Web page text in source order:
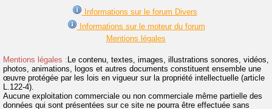
Informations sur le forum Divers
Informations sur le moteur du forum
Mentions légales
Mentions légales :Le contenu, textes, images, illustrations sonores, vidéos,
photos, animations, logos et autres documents constituent ensemble une
œuvre protégée par les lois en vigueur sur la propriété intellectuelle (article
L.122-4).
Aucune exploitation commerciale ou non commerciale même partielle des
données qui sont présentées sur ce site ne pourra être effectuée sans